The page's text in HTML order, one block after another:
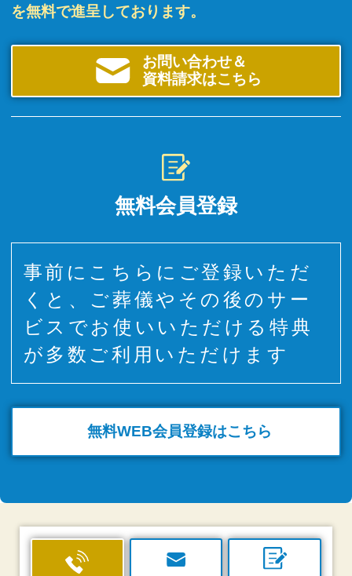
を無料で進呈しております。
お問い合わせ＆
資料請求はこちら
無料会員登録
事前にこちらにご登録いただ
くと、ご葬儀やその後のサー
ビスでお使いいただける特典
が多数ご利用いただけます
無料WEB会員登録はこちら